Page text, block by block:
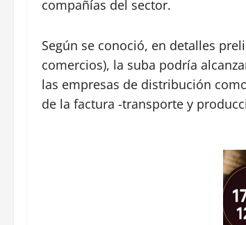
compañías del sector.
Según se conoció, en detalles
comercios), la suba podría
las empresas de distribución
de la factura -transporte y